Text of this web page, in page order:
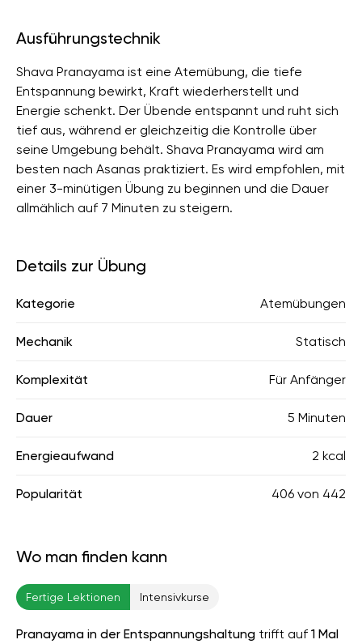
Ausführungstechnik
Shava Pranayama ist eine Atemübung, die tiefe
Entspannung bewirkt, Kraft wiederherstellt und
Energie schenkt. Der Übende entspannt und ruht sich
tief aus, während er gleichzeitig die Kontrolle über
seine Umgebung behält. Shava Pranayama wird am
besten nach Asanas praktiziert. Es wird empfohlen, mit
einer 3-minütigen Übung zu beginnen und die Dauer
allmählich auf 7 Minuten zu steigern.
Details zur Übung
Kategorie Atemübungen
Mechanik Statisch
Komplexität Für Anfänger
Dauer 5 Minuten
Energieaufwand 2 kcal
Popularität 406 von 442
Wo man finden kann
Fertige Lektionen Intensivkurse
Pranayama in der Entspannungshaltung trifft auf 1 Mal